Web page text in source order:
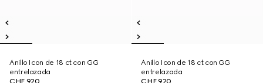
Anillo Icon de 18 ct con GG
entrelazada
CHF 920
Anillo Icon de 18 ct con GG
entrelazada
CHF 920